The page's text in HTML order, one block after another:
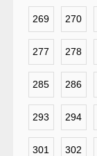
269 270
277 278
285 286
293 294
301 302